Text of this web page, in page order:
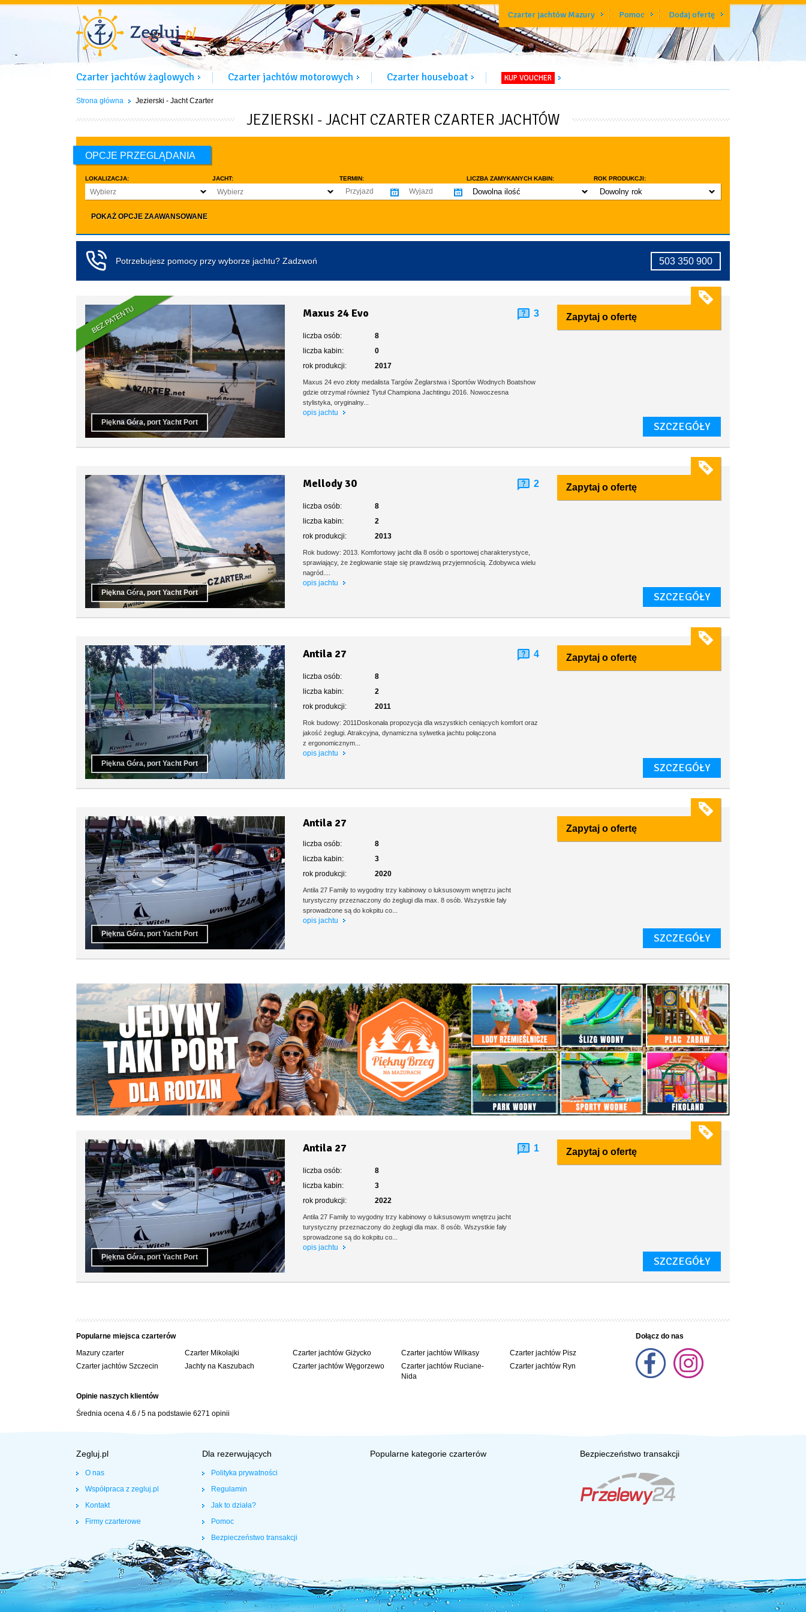
Czarter jachtów Mazury Pomoc Dodaj ofertę
Czarter jachtów żaglowych Czarter jachtów motorowych Czarter houseboat KUP VOUCHER
Strona główna Jezierski - Jacht Czarter
JEZIERSKI - JACHT CZARTER CZARTER JACHTÓW
OPCJE PRZEGLĄDANIA
LOKALIZACJA:
Wybierz
JACHT:
Wybierz
TERMIN: LICZBA ZAMYKANYCH KABIN:
Dowolna ilość
co najmniej 3
ROK PRODUKCJI:
Dowolny rok
do 10 lat
LICZBA OSÓB:
co najmniej 4
co najmniej 5
co najmniej 6
co najmniej 7
co najmniej 8
co najmniej 9
co najmniej 10
Czarter bez patentu / licencji
Koło sterowe
Lodówka
Flybridge
POKAŻ OPCJE ZAAWANSOWANE
Potrzebujesz pomocy przy wyborze jachtu? Zadzwoń 503 350 900
BEZ PATENTU
Piękna Góra, port Yacht Port
Maxus 24 Evo 3
liczba osób:
8
liczba kabin:
0
rok produkcji:
2017
Maxus 24 evo złoty medalista Targów Żeglarstwa i Sportów Wodnych Boatshow
gdzie otrzymał również Tytuł Championa Jachtingu 2016. Nowoczesna
stylistyka, oryginalny...
opis jachtu
Zapytaj o ofertę
SZCZEGÓŁY
Piękna Góra, port Yacht Port
Mellody 30 2
liczba osób:
8
liczba kabin:
2
rok produkcji:
2013
Rok budowy: 2013. Komfortowy jacht dla 8 osób o sportowej charakterystyce,
sprawiający, że żeglowanie staje się prawdziwą przyjemnością. Zdobywca wielu
nagród....
opis jachtu
Zapytaj o ofertę
SZCZEGÓŁY
Piękna Góra, port Yacht Port
Antila 27 4
liczba osób:
8
liczba kabin:
2
rok produkcji:
2011
Rok budowy: 2011Doskonała propozycja dla wszystkich ceniących komfort oraz
jakość żeglugi. Atrakcyjna, dynamiczna sylwetka jachtu połączona
z ergonomicznym...
opis jachtu
Zapytaj o ofertę
SZCZEGÓŁY
Piękna Góra, port Yacht Port
Antila 27
liczba osób:
8
liczba kabin:
3
rok produkcji:
2020
Antila 27 Family to wygodny trzy kabinowy o luksusowym wnętrzu jacht
turystyczny przeznaczony do żeglugi dla max. 8 osób. Wszystkie fały
sprowadzone są do kokpitu co...
opis jachtu
Zapytaj o ofertę
SZCZEGÓŁY
Piękna Góra, port Yacht Port
Antila 27 1
liczba osób:
8
liczba kabin:
3
rok produkcji:
2022
Antila 27 Family to wygodny trzy kabinowy o luksusowym wnętrzu jacht
turystyczny przeznaczony do żeglugi dla max. 8 osób. Wszystkie fały
sprowadzone są do kokpitu co...
opis jachtu
Zapytaj o ofertę
SZCZEGÓŁY
Popularne miejsca czarterów
Mazury czarter
Czarter jachtów Szczecin
Czarter Mikołajki
Jachty na Kaszubach
Czarter jachtów Giżycko
Czarter jachtów Węgorzewo
Czarter jachtów Wilkasy
Czarter jachtów Ruciane-
Nida
Czarter jachtów Pisz
Czarter jachtów Ryn
Opinie naszych klientów
Średnia ocena 4.6 /5 na podstawie 6271 opinii
Dołącz do nas
Zegluj.pl
O nas
Współpraca z zegluj.pl
Kontakt
Firmy czarterowe
Dla rezerwujących
Polityka prywatności
Regulamin
Jak to działa?
Pomoc
Bezpieczeństwo transakcji
Popularne kategorie czarterów Bezpieczeństwo transakcji